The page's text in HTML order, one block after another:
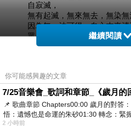
自寂滅，
無有起滅，無來無去，無染無
因為無一法可得，自心本來
眾生迷於本心，而普薩悟於本
2026-01-01 22:50:43
阿祥
2025-12-02 05:47:03
疾 ：是生理上的毛病
是實體的症狀
有生死就有疾病
繼續閱讀
你可能感興趣的文章
7/25音樂會_歌詞和章節_《歲月的
📌 歌曲章節 Chapters00:00​ 歲月的對答
悟：遺憾也是命運的朱砂01:30​ 轉念：緊
2 小時前